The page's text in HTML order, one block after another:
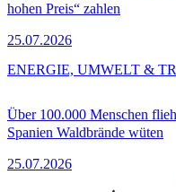
hohen Preis“ zahlen
25.07.2026
Über 100.000 Menschen
Spanien Waldbrände wüten
25.07.2026
ENERGIE, UMWELT &